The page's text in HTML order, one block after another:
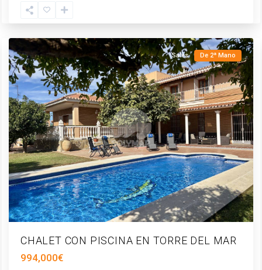
Vélez-
Málaga
Sales De 2ª Mano
CHALET CON PISCINA EN TORRE DEL MAR
994,000€